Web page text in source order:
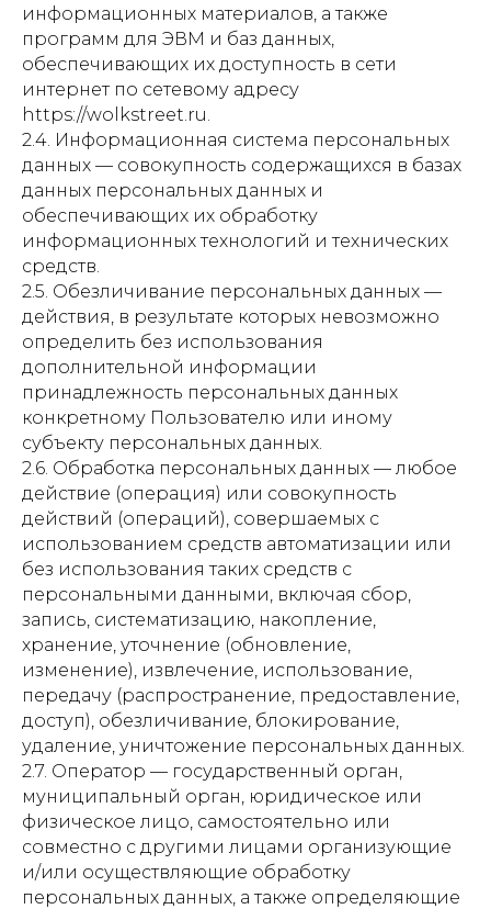
информационных материалов, а также
программ для ЭВМ и баз данных,
обеспечивающих их доступность в сети
интернет по сетевому адресу
https://wolkstreet.ru.
2.4. Информационная система персональных
данных — совокупность содержащихся в базах
данных персональных данных и
обеспечивающих их обработку
информационных технологий и технических
средств.
2.5. Обезличивание персональных данных —
действия, в результате которых невозможно
определить без использования
дополнительной информации
принадлежность персональных данных
конкретному Пользователю или иному
субъекту персональных данных.
2.6. Обработка персональных данных — любое
действие (операция) или совокупность
действий (операций), совершаемых с
использованием средств автоматизации или
без использования таких средств с
персональными данными, включая сбор,
запись, систематизацию, накопление,
хранение, уточнение (обновление,
изменение), извлечение, использование,
передачу (распространение, предоставление,
доступ), обезличивание, блокирование,
удаление, уничтожение персональных данных.
2.7. Оператор — государственный орган,
муниципальный орган, юридическое или
физическое лицо, самостоятельно или
совместно с другими лицами организующие
и/или осуществляющие обработку
персональных данных, а также определяющие